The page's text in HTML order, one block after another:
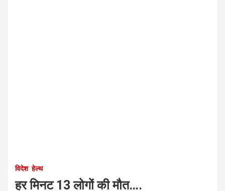
विदेश हेल्थ
हर मिनट 13 लोगों की मौत….